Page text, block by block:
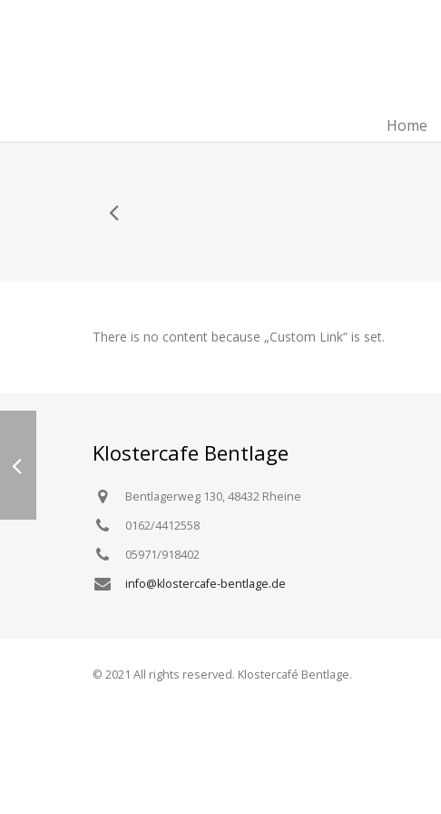
Home
There is no content because „Custom Link“ is set.
Klostercafe Bentlage
Bentlagerweg 130, 48432 Rheine
0162/4412558
05971/918402
info@klostercafe-bentlage.de
© 2021 All rights reserved. Klostercafé Bentlage.